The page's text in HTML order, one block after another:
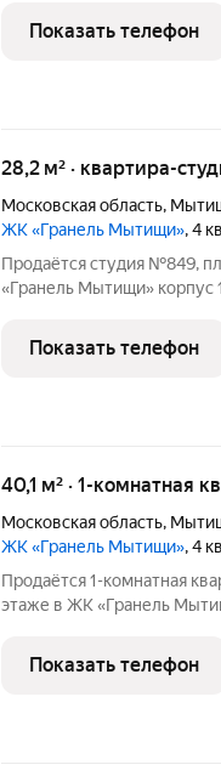
улицу. Современный
комплексного
Показать телефон
28,2 м² · квартира-
Московская область,
ЖК «Гранель Мытищи», 4
Продаётся студия №849,
«Гранель Мытищи» корпус 1.1.
Современный микрорайон
комплексного развития
Показать телефон
40,1 м² · 1-комнатная
Московская область,
ЖК «Гранель Мытищи», 4
Продаётся 1-комнатная
этаже в ЖК «Гранель Мытищи»
двор. Современный
комплексного
Показать телефон